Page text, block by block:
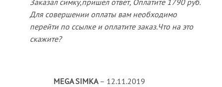
Заказал симку,пришел ответ, Оплатите 1790 руб.
Для совершении оплаты вам необходимо
перейти по ссылке и оплатите заказ.Что на это
скажите?
MEGA SIMKA – 12.11.2019